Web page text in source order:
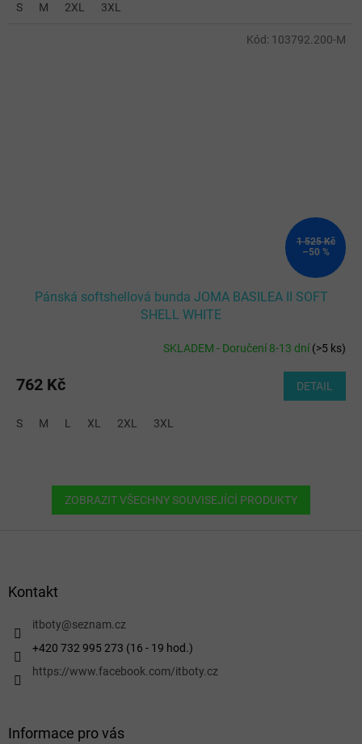
S M 2XL 3XL
1 525 Kč
–50 %
Pánská softshellová bunda JOMA BASILEA II SOFT
SHELL WHITE
SKLADEM - Doručení 8-13 dní(>5 ks)
762 Kč DETAIL
S M L XL 2XL 3XL
Kód: 103792.200-M
ZOBRAZIT VŠECHNY SOUVISEJÍCÍ PRODUKTY
Kontakt
itboty@seznam.cz
+420 732 995 273 (16 - 19 hod.)
https://www.facebook.com/itboty.cz
Informace pro vás